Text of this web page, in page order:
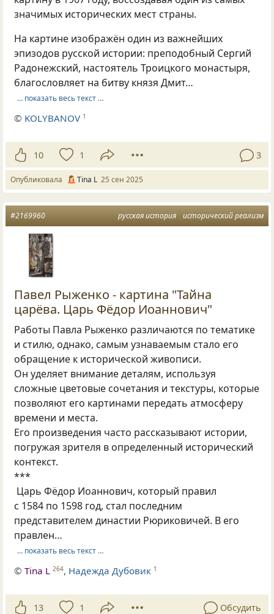
значимых исторических мест страны.
На картине изображён один из важнейших
эпизодов русской истории: преподобный Сергий
Радонежский, настоятель Троицкого монастыря,
благословляет на битву князя Дмит…
… показать весь текст …
© KOLYBANOV 1
10 1 3
Опубликовала Tina L 25 сен 2025
русская история исторический реализм
#2169960
Павел Рыженко - картина "Тайна
царёва. Царь Фёдор Иоаннович"
Работы Павла Рыженко различаются по тематике
и стилю, однако, самым узнаваемым стало его
обращение к исторической живописи.
Он уделяет внимание деталям, используя
сложные цветовые сочетания и текстуры, которые
позволяют его картинами передать атмосферу
времени и места.
Его произведения часто рассказывают истории,
погружая зрителя в определенный исторический
контекст.
***
Царь Фёдор Иоаннович, который правил
с 1584 по 1598 год, стал последним
представителем династии Рюриковичей. В его
правлен…
… показать весь текст …
©Tina L 264, Надежда Дубовик 1
13 1 Обсудить